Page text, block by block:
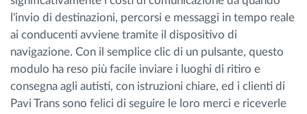
l'invio di destinazioni, percorsi e messaggi in tempo reale
ai conducenti avviene tramite il dispositivo di
navigazione. Con il semplice clic di un pulsante, questo
modulo ha reso più facile inviare i luoghi di ritiro e
consegna agli autisti, con istruzioni chiare, ed i clienti di
Pavi Trans sono felici di seguire le loro merci e riceverle